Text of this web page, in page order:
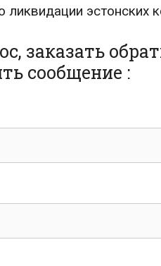
ликвидации эстонских
заказать
сообщение :